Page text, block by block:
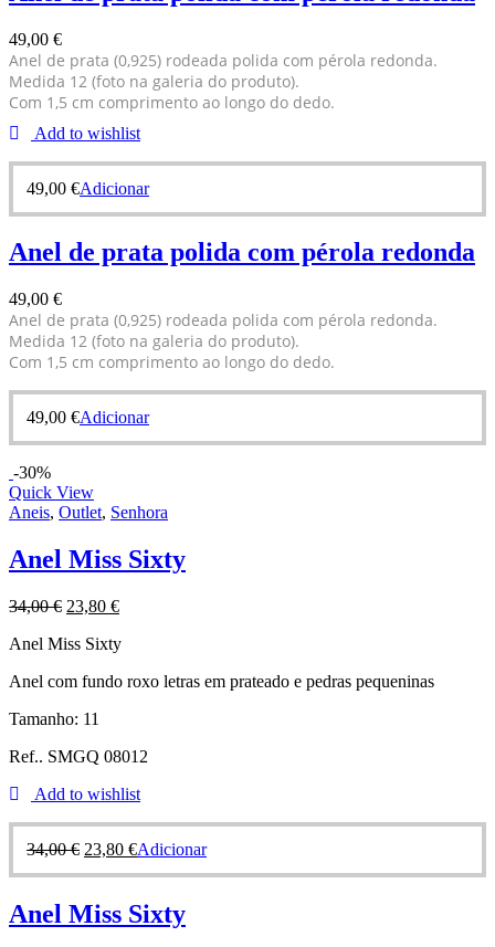
49,00 €
Anel de prata (0,925) rodeada polida com pérola redonda.
Medida 12 (foto na galeria do produto).
Com 1,5 cm comprimento ao longo do dedo.
Add to wishlist
49,00 €Adicionar
Anel de prata polida com pérola redonda
49,00 €
Anel de prata (0,925) rodeada polida com pérola redonda.
Medida 12 (foto na galeria do produto).
Com 1,5 cm comprimento ao longo do dedo.
49,00 €Adicionar
-30%
Quick View
Aneis, Outlet, Senhora
Anel Miss Sixty
34,00€ 23,80 €
Anel Miss Sixty
Anel com fundo roxo letras em prateado e pedras pequeninas
Tamanho: 11
Ref.. SMGQ 08012
Add to wishlist
34,00€ 23,80 €Adicionar
Anel Miss Sixty